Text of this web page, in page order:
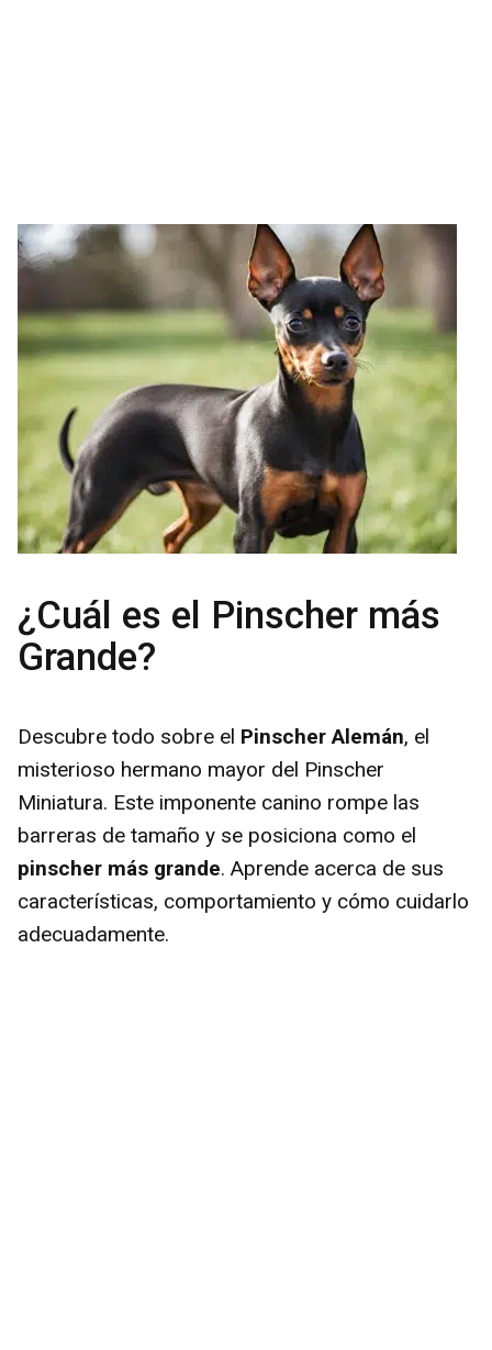
¿Cuál es el Pinscher más
Grande?
Descubre todo sobre el Pinscher Alemán, el
misterioso hermano mayor del Pinscher
Miniatura. Este imponente canino rompe las
barreras de tamaño y se posiciona como el
pinscher más grande. Aprende acerca de sus
características, comportamiento y cómo cuidarlo
adecuadamente.